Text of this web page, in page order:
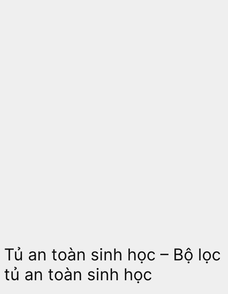
Tủ an toàn sinh học – Bộ lọc
tủ an toàn sinh học